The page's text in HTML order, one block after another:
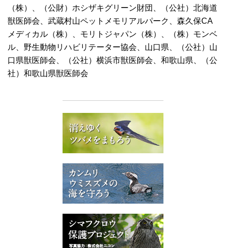
（株）、（公財）ホシザキグリーン財団、（公社）北海道
獣医師会、武蔵村山ペットメモリアルパーク、森久保CA
メディカル（株）、モリトジャパン（株）、（株）モンベ
ル、野生動物リハビリテーター協会、山口県、（公社）山
口県獣医師会、（公社）横浜市獣医師会、和歌山県、（公
社）和歌山県獣医師会